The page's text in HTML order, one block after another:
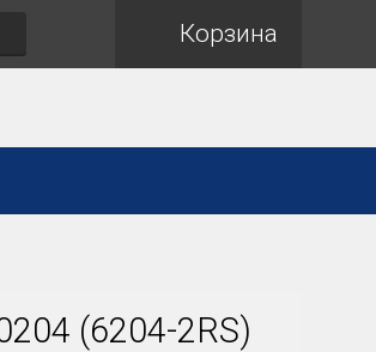
Корзина
(6204-2RS)